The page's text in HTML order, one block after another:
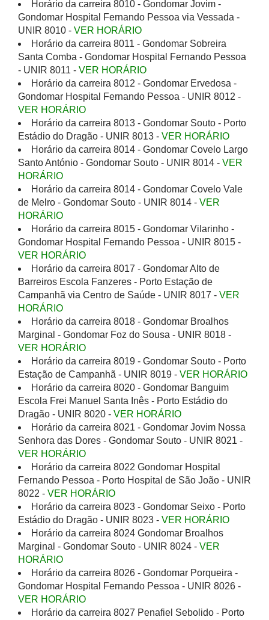
Horário da carreira 8010 - Gondomar Jovim -
Gondomar Hospital Fernando Pessoa via Vessada -
UNIR 8010 - VER HORÁRIO
Horário da carreira 8011 - Gondomar Sobreira
Santa Comba - Gondomar Hospital Fernando Pessoa
- UNIR 8011 - VER HORÁRIO
Horário da carreira 8012 - Gondomar Ervedosa -
Gondomar Hospital Fernando Pessoa - UNIR 8012 -
VER HORÁRIO
Horário da carreira 8013 - Gondomar Souto - Porto
Estádio do Dragão - UNIR 8013 - VER HORÁRIO
Horário da carreira 8014 - Gondomar Covelo Largo
Santo António - Gondomar Souto - UNIR 8014 - VER
HORÁRIO
Horário da carreira 8014 - Gondomar Covelo Vale
de Melro - Gondomar Souto - UNIR 8014 - VER
HORÁRIO
Horário da carreira 8015 - Gondomar Vilarinho -
Gondomar Hospital Fernando Pessoa - UNIR 8015 -
VER HORÁRIO
Horário da carreira 8017 - Gondomar Alto de
Barreiros Escola Fanzeres - Porto Estação de
Campanhã via Centro de Saúde - UNIR 8017 - VER
HORÁRIO
Horário da carreira 8018 - Gondomar Broalhos
Marginal - Gondomar Foz do Sousa - UNIR 8018 -
VER HORÁRIO
Horário da carreira 8019 - Gondomar Souto - Porto
Estação de Campanhã - UNIR 8019 - VER HORÁRIO
Horário da carreira 8020 - Gondomar Banguim
Escola Frei Manuel Santa Inês - Porto Estádio do
Dragão - UNIR 8020 - VER HORÁRIO
Horário da carreira 8021 - Gondomar Jovim Nossa
Senhora das Dores - Gondomar Souto - UNIR 8021 -
VER HORÁRIO
Horário da carreira 8022 Gondomar Hospital
Fernando Pessoa - Porto Hospital de São João - UNIR
8022 - VER HORÁRIO
Horário da carreira 8023 - Gondomar Seixo - Porto
Estádio do Dragão - UNIR 8023 - VER HORÁRIO
Horário da carreira 8024 Gondomar Broalhos
Marginal - Gondomar Souto - UNIR 8024 - VER
HORÁRIO
Horário da carreira 8026 - Gondomar Porqueira -
Gondomar Hospital Fernando Pessoa - UNIR 8026 -
VER HORÁRIO
Horário da carreira 8027 Penafiel Sebolido - Porto